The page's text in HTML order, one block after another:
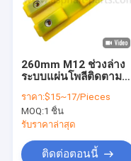
260mm M12 ช่วงล่าง
ระบบแผ่นโพลีติดตาม
ราคา:$15~17/Pieces
MOQ:1 ชิ้น
รับราคาล่าสุด
ติดต่อตอนนี้